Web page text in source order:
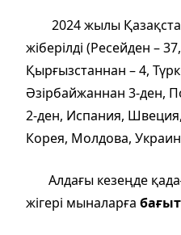
2024 жылы
жіберілді (Ресейден –
Қырғызстаннан – 4,
Әзірбайжаннан 3-ден,
2-ден, Испания,
Корея, Молдова,
Алдағы кезеңде
жігері мыналарға